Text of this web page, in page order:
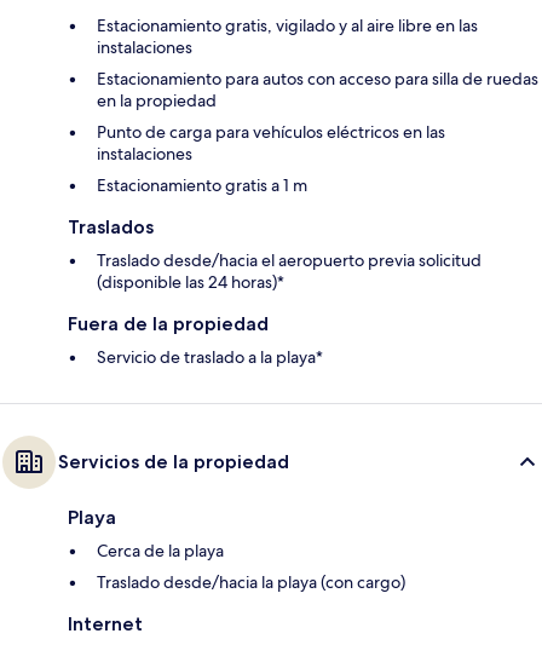
Estacionamiento gratis, vigilado y al aire libre en las
instalaciones
Estacionamiento para autos con acceso para silla de ruedas
en la propiedad
Punto de carga para vehículos eléctricos en las
instalaciones
Estacionamiento gratis a 1 m
Traslados
Traslado desde/hacia el aeropuerto previa solicitud
(disponible las 24 horas)*
Fuera de la propiedad
Servicio de traslado a la playa*
Servicios de la propiedad
Playa
Cerca de la playa
Traslado desde/hacia la playa (con cargo)
Internet